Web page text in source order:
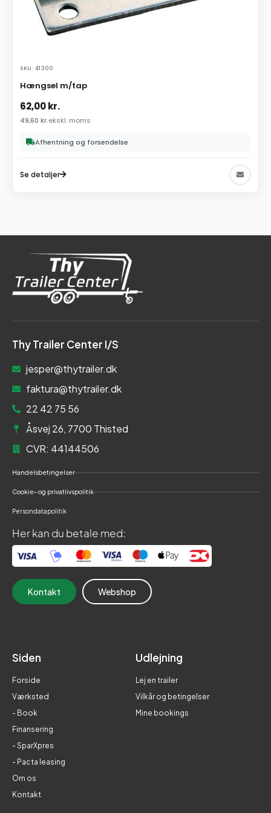
SKU: 41300
Hængsel m/tap
62,00kr.
49,60 kr.ekskl. moms
Afhentning og forsendelse
Se detaljer
Thy Trailer Center I/S
jesper@thytrailer.dk
faktura@thytrailer.dk
22 42 75 56
Åsvej 26, 7700 Thisted
CVR: 44144506
Handelsbetingelser
Cookie- og privatlivspolitik
Persondatapolitik
Her kan du betale med:
Kontakt Webshop
Siden
Forside
Værksted
- Book
Finansering
- SparXpres
- Pacta leasing
Om os
Kontakt
Udlejning
Lej en trailer
Vilkår og betingelser
Mine bookings